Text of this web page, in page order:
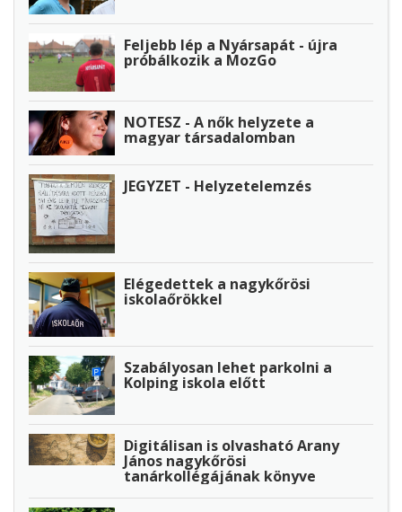
Feljebb lép a Nyársapát - újra
próbálkozik a MozGo
NOTESZ - A nők helyzete a
magyar társadalomban
JEGYZET - Helyzetelemzés
Elégedettek a nagykőrösi
iskolaőrökkel
Szabályosan lehet parkolni a
Kolping iskola előtt
Digitálisan is olvasható Arany
János nagykőrösi
tanárkollégájának könyve